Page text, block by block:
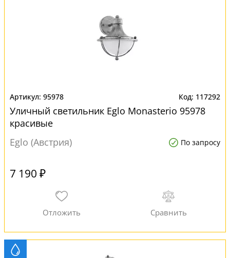
95978 117292
Уличный светильник Eglo Monasterio 95978
красивые
Eglo (Австрия)
По запросу
7 190 ₽